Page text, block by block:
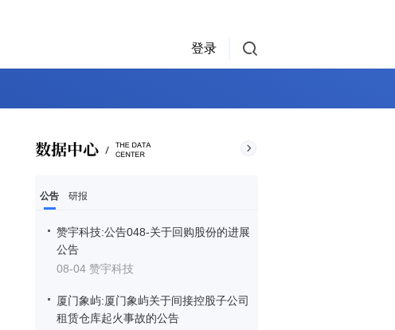
登录
公告 研报
赞宇科技:公告048-关于回购股份的进展
公告
08-04 赞宇科技
厦门象屿:厦门象屿关于间接控股子公司
租赁仓库起火事故的公告